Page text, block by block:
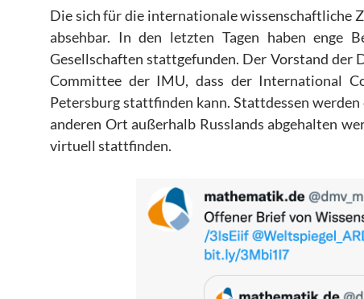
Die sich für die internationale wissenschaftliche
absehbar. In den letzten Tagen haben enge
Gesellschaften stattgefunden. Der Vorstand der
Committee der IMU, dass der International
Petersburg stattfinden kann. Stattdessen
anderen Ort außerhalb Russlands abgehalten
virtuell stattfinden.